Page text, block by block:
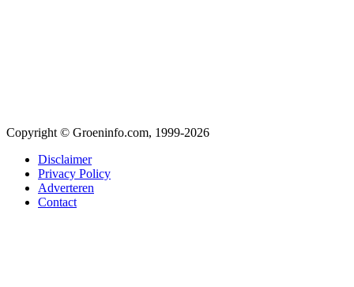
Copyright © Groeninfo.com, 1999-2026
Disclaimer
Privacy Policy
Adverteren
Contact